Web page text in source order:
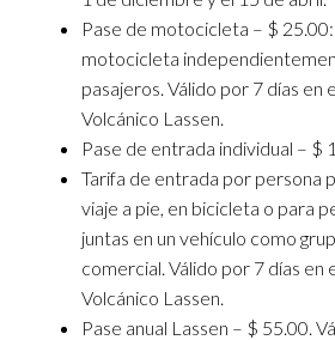
Pase de motocicleta – $
motocicleta
pasajeros. Válido por 7 días en
Volcánico Lassen.
Pase de entrada individual – $
Tarifa de entrada por persona
viaje a pie, en bicicleta o para
juntas en un vehículo como
comercial. Válido por 7 días en
Volcánico Lassen.
Pase anual Lassen – $ 55.00.